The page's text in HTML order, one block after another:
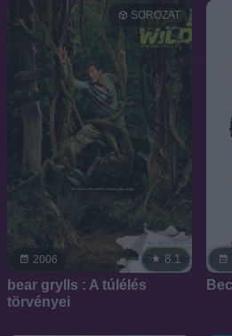
2006
SOROZAT
8.1
bear grylls : A túlélés
törvényei